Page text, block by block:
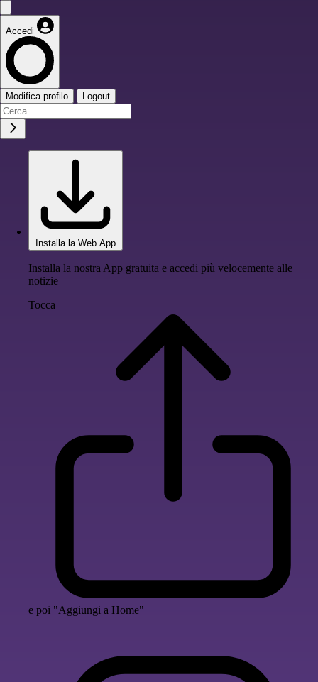
Accedi
Modifica profilo Logout
Installa la Web App
Installa la nostra App gratuita e accedi più velocemente alle
notizie
Tocca
e poi "Aggiungi a Home"